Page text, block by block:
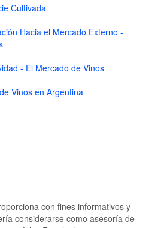
Cultivada
Hacia el Mercado Externo -
- El Mercado de Vinos
Vinos en Argentina
con fines informativos y
considerarse como asesoría de